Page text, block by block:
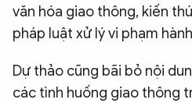
văn hóa giao thông, kiến
pháp luật xử lý vi phạm
Dự thảo cũng bãi bỏ nội
các tình huống giao thông